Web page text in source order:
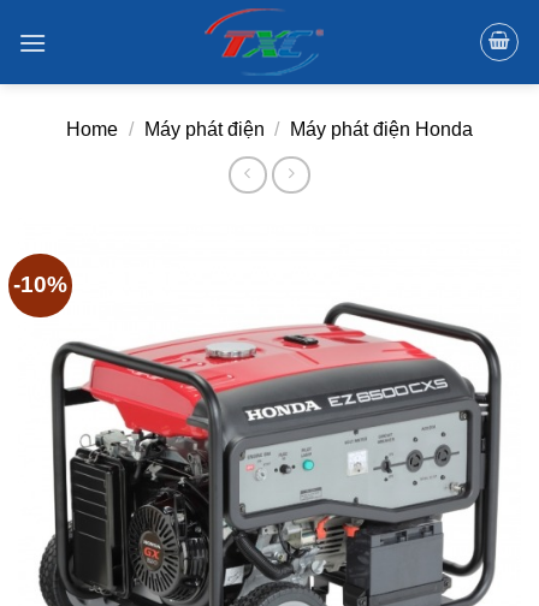
Home / Máy phát điện / Máy phát điện Honda
-10%